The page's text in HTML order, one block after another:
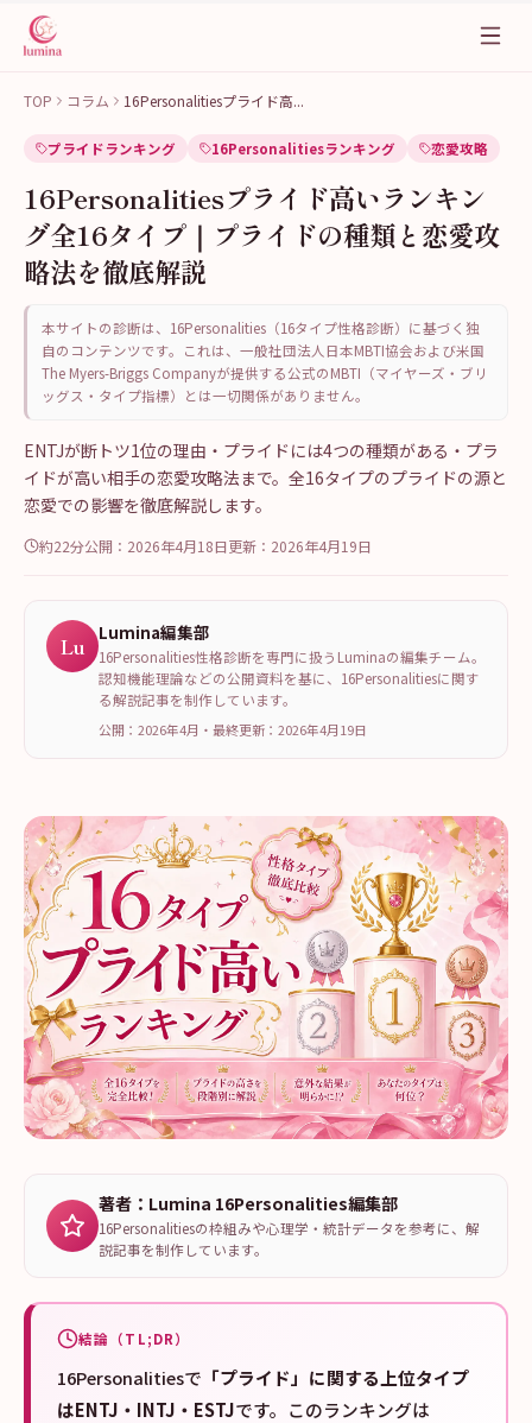
TOP コラム 16Personalitiesプライド高...
プライドランキング 16Personalitiesランキング 恋愛攻略
16Personalitiesプライド高いランキン
グ全16タイプ｜プライドの種類と恋愛攻
略法を徹底解説
本サイトの診断は、16Personalities（16タイプ性格診断）に基づく独
自のコンテンツです。これは、一般社団法人日本MBTI協会および米国
The Myers-Briggs Companyが提供する公式のMBTI（マイヤーズ・ブリ
ッグス・タイプ指標）とは一切関係がありません。
ENTJが断トツ1位の理由・プライドには4つの種類がある・プラ
イドが高い相手の恋愛攻略法まで。全16タイプのプライドの源と
恋愛での影響を徹底解説します。
約22分公開： 2026年4月18日更新： 2026年4月19日
Lu Lumina編集部
16Personalities性格診断を専門に扱うLuminaの編集チーム。
認知機能理論などの公開資料を基に、16Personalitiesに関す
る解説記事を制作しています。
公開：2026年4月 ・ 最終更新： 2026年4月19日
著者：Lumina 16Personalities編集部
16Personalitiesの枠組みや心理学・統計データを参考に、解
説記事を制作しています。
結論（TL;DR）
16Personalitiesで 「プライド」に関する上位タイプ
はENTJ・INTJ・ESTJです。このランキングは